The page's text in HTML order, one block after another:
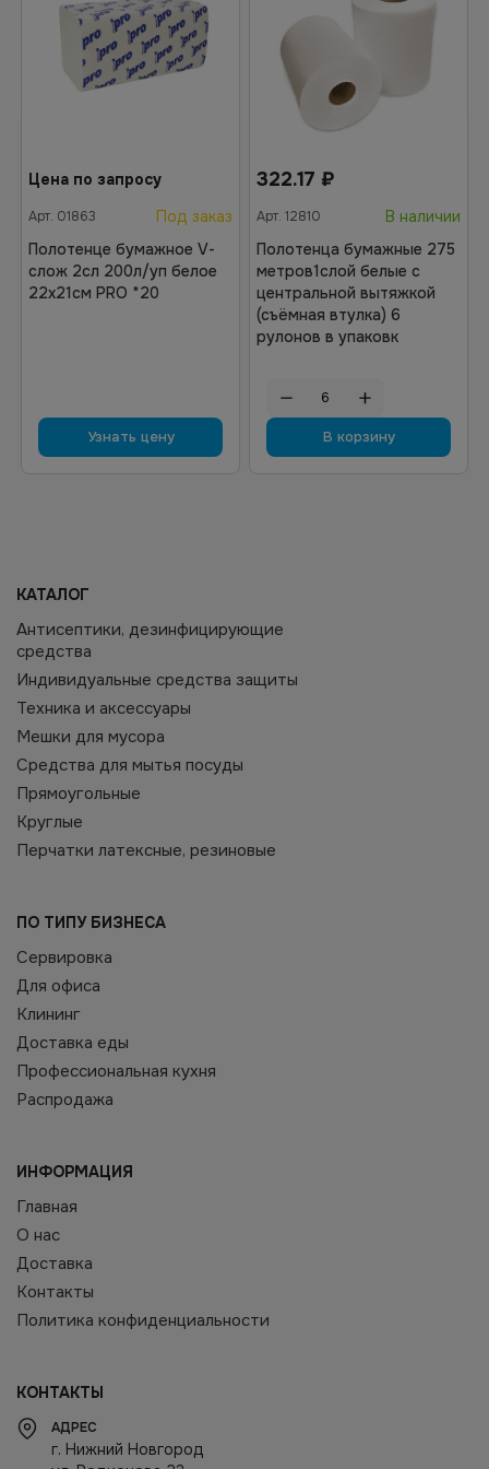
Цена по запросу
Арт. 01863
Под заказ
Полотенце бумажное V-
слож 2сл 200л/уп белое
22х21см PRO *20
Узнать цену
322.17 ₽
Арт. 12810
В наличии
Полотенца бумажные 275
метров1слой белые с
центральной вытяжкой
(съёмная втулка) 6
рулонов в упаковк
В корзину
КАТАЛОГ
Антисептики, дезинфицирующие
средства
Индивидуальные средства защиты
Техника и аксессуары
Мешки для мусора
Средства для мытья посуды
Прямоугольные
Круглые
Перчатки латексные, резиновые
ПО ТИПУ БИЗНЕСА
Сервировка
Для офиса
Клининг
Доставка еды
Профессиональная кухня
Распродажа
ИНФОРМАЦИЯ
Главная
О нас
Доставка
Контакты
Политика конфиденциальности
КОНТАКТЫ
АДРЕС
г. Нижний Новгород